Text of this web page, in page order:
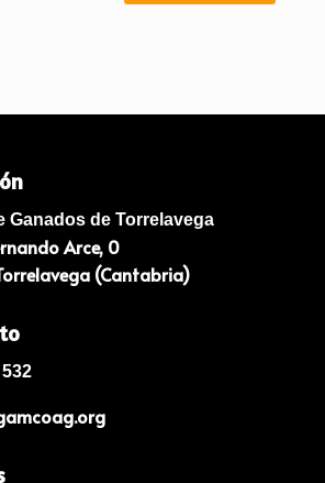
Ganados de Torrelavega
Arce, 0
(Cantabria)